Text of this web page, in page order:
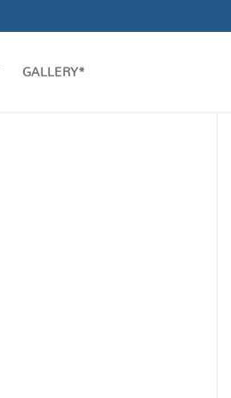
GALLERY*